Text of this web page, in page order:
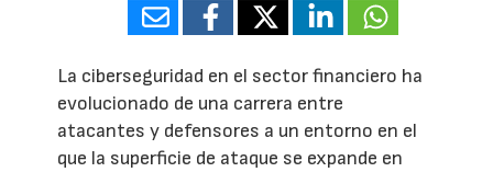
La ciberseguridad en el sector financiero ha
evolucionado de una carrera entre
atacantes y defensores a un entorno en el
que la superficie de ataque se expande en